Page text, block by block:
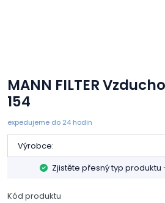
MANN FILTER
154
expedujeme do 24 hodin
Výrobce:
Zjistěte přesný typ produktu
Kód produktu